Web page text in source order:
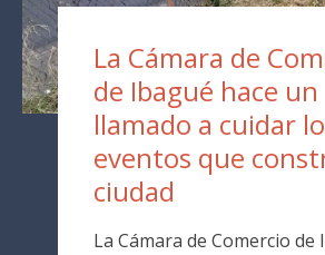
La Cámara de
de Ibagué hace un
llamado a cuidar
eventos que
ciudad
La Cámara de Comercio de